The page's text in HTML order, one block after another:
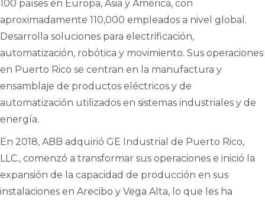
100 países en Europa, Asia y América, con
aproximadamente 110,000 empleados a nivel global.
Desarrolla soluciones para electrificación,
automatización, robótica y movimiento. Sus operaciones
en Puerto Rico se centran en la manufactura y
ensamblaje de productos eléctricos y de
automatización utilizados en sistemas industriales y de
energía.
En 2018, ABB adquirió GE Industrial de Puerto Rico,
LLC., comenzó a transformar sus operaciones e inició la
expansión de la capacidad de producción en sus
instalaciones en Arecibo y Vega Alta, lo que les ha